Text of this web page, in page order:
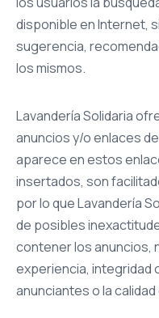
disponible en Internet,
sugerencia,
los mismos.
Lavandería Solidaria
anuncios y/o enlaces
aparece en estos
insertados, son
por lo que Lavandería
de posibles
contener los anuncios,
experiencia, integridad
anunciantes o la